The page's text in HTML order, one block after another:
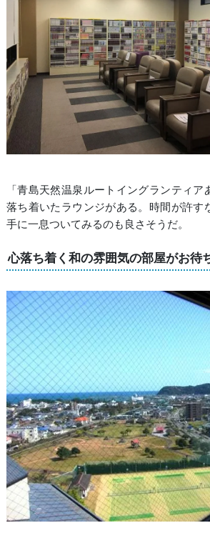
「青島天然温泉ルートイングランティア
落ち着いたラウンジがある。時間が許す
手に一息ついてみるのも良さそうだ。
心落ち着く和の雰囲気の部屋がお待